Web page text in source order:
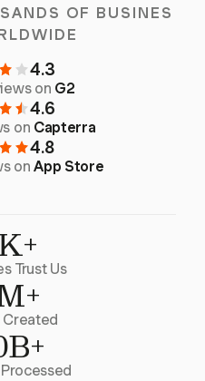
OF BUSINES
4.3
on G2
4.6
on Capterra
4.8
onApp Store
Trust Us
Created